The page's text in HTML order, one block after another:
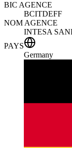
BIC AGENCE
BCITDEFF
NOM AGENCE
INTESA
PAYS
Germany